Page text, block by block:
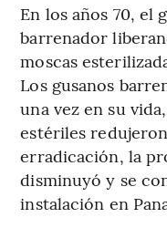
En los años 70, el
barrenador
moscas
Los gusanos
una vez en su
estériles
erradicación, la
disminuyó y se
instalación en